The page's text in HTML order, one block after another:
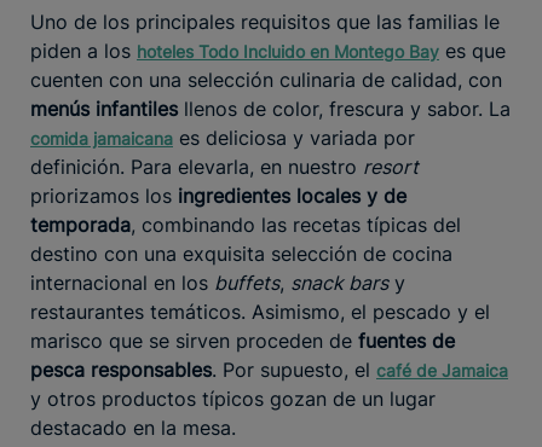
Uno de los principales requisitos que las familias le
piden a los hoteles Todo Incluido en Montego Bay es que
cuenten con una selección culinaria de calidad, con
menús infantiles llenos de color, frescura y sabor. La
comida jamaicana es deliciosa y variada por
definición. Para elevarla, en nuestro resort
priorizamos los ingredientes locales y de
temporada, combinando las recetas típicas del
destino con una exquisita selección de cocina
internacional en los buffets, snack barsy
restaurantes temáticos. Asimismo, el pescado y el
marisco que se sirven proceden de fuentes de
pesca responsables. Por supuesto, el café de Jamaica
y otros productos típicos gozan de un lugar
destacado en la mesa.